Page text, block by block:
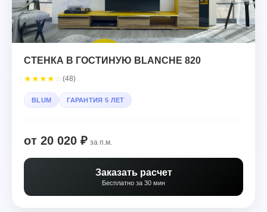
СТЕНКА В ГОСТИНУЮ BLANCHE 820
★★★★ (48)
BLUM ГАРАНТИЯ 5 ЛЕТ
от 20 020 ₽ за п.м.
Заказать расчет
Бесплатно за 30 мин